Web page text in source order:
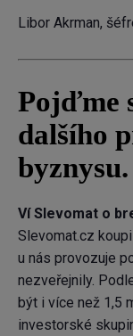
Libor Akrman,
Pojďme
dalšího
byznysu.
Ví Slevomat o
Slevomat.cz
u nás provozuje
nezveřejnily.
být i více než 1,5
investorské